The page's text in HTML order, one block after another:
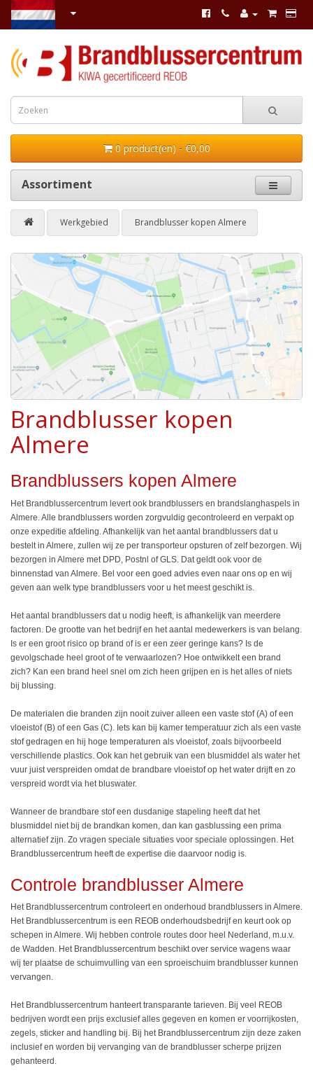
0 product(en) - €0,00
Assortiment
Werkgebied Brandblusser kopen Almere
Brandblusser kopen
Almere
Brandblussers kopen Almere
Het Brandblussercentrum levert ook brandblussers en brandslanghaspels in
Almere. Alle brandblussers worden zorgvuldig gecontroleerd en verpakt op
onze expeditie afdeling. Afhankelijk van het aantal brandblussers dat u
bestelt in Almere, zullen wij ze per transporteur opsturen of zelf bezorgen. Wij
bezorgen in Almere met DPD, Postnl of GLS. Dat geldt ook voor de
binnenstad van Almere. Bel voor een goed advies even naar ons op en wij
geven aan welk type brandblussers voor u het meest geschikt is.
Het aantal brandblussers dat u nodig heeft, is afhankelijk van meerdere
factoren. De grootte van het bedrijf en het aantal medewerkers is van belang.
Is er een groot risico op brand of is er een zeer geringe kans? Is de
gevolgschade heel groot of te verwaarlozen? Hoe ontwikkelt een brand
zich? Kan een brand heel snel om zich heen grijpen en is het alles of niets
bij blussing.
De materialen die branden zijn nooit zuiver alleen een vaste stof (A) of een
vloeistof (B) of een Gas (C). Iets kan bij kamer temperatuur zich als een vaste
stof gedragen en hij hoge temperaturen als vloeistof, zoals bijvoorbeeld
verschillende plastics. Ook kan het gebruik van een blusmiddel als water het
vuur juist verspreiden omdat de brandbare vloeistof op het water drijft en zo
verspreid wordt via het bluswater.
Wanneer de brandbare stof een dusdanige stapeling heeft dat het
blusmiddel niet bij de brandkan komen, dan kan gasblussing een prima
alternatief zijn. Zo vragen speciale situaties voor speciale oplossingen. Het
Brandblussercentrum heeft de expertise die daarvoor nodig is.
Controle brandblusser Almere
Het Brandblussercentrum controleert en onderhoud brandblussers in Almere.
Het Brandblussercentrum is een REOB onderhoudsbedrijf en keurt ook op
schepen in Almere. Wij hebben controle routes door heel Nederland, m.u.v.
de Wadden. Het Brandblussercentrum beschikt over service wagens waar
wij ter plaatse de schuimvulling van een sproeischuim brandblusser kunnen
vervangen.
Het Brandblussercentrum hanteert transparante tarieven. Bij veel REOB
bedrijven wordt een prijs exclusief alles gegeven en komen er voorrijkosten,
zegels, sticker and handling bij. Bij het Brandblussercentrum zijn deze zaken
inclusief en worden bij vervanging van de brandblusser scherpe prijzen
gehanteerd.